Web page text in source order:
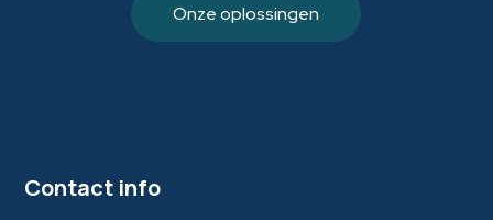
Onze oplossingen
Contact info